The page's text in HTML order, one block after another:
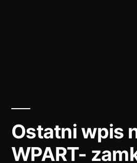
Ostatni wpis
WPART-